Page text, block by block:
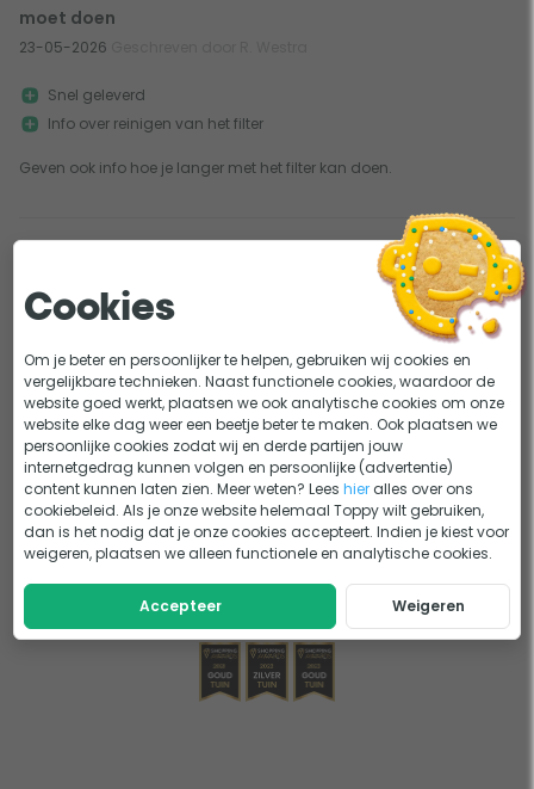
moet doen
23-05-2026
Geven ook info hoe je langer met het filter kan doen.
Snel geleverd
Info over reinigen van het filter
03-09-2025Geschreven door Astrid
0 0
Ons zwembad staat op het terras onder berkenbomen. Als de deksel
eraf is en wij erin liggen, vallen ...
Meer
1
Cookies
Om je beter en persoonlijker te helpen, gebruiken wij cookies en
vergelijkbare technieken. Naast functionele cookies, waardoor de
website goed werkt, plaatsen we ook analytische cookies om onze
website elke dag weer een beetje beter te maken. Ook plaatsen we
persoonlijke cookies zodat wij en derde partijen jouw
internetgedrag kunnen volgen en persoonlijke (advertentie)
content kunnen laten zien. Meer weten? Leeshier alles over ons
cookiebeleid. Als je onze website helemaal Toppy wilt gebruiken,
dan is het nodig dat je onze cookies accepteert. Indien je kiest voor
weigeren, plaatsen we alleen functionele en analytische cookies.
Accepteer Weigeren